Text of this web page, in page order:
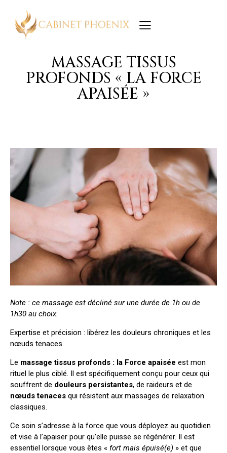
MASSAGE TISSUS
PROFONDS « LA FORCE
APAISÉE »
Note : ce massage est décliné sur une durée de 1h ou de
1h30 au choix.
Expertise et précision : libérez les douleurs chroniques et les
nœuds tenaces.
Le massage tissus profonds : la Force apaisée est mon
rituel le plus ciblé. Il est spécifiquement conçu pour ceux qui
souffrent de douleurs persistantes, de raideurs et de
nœuds tenaces qui résistent aux massages de relaxation
classiques.
Ce soin s’adresse à la force que vous déployez au quotidien
et vise à l’apaiser pour qu’elle puisse se régénérer. Il est
essentiel lorsque vous êtes « fort mais épuisé(e) » et que